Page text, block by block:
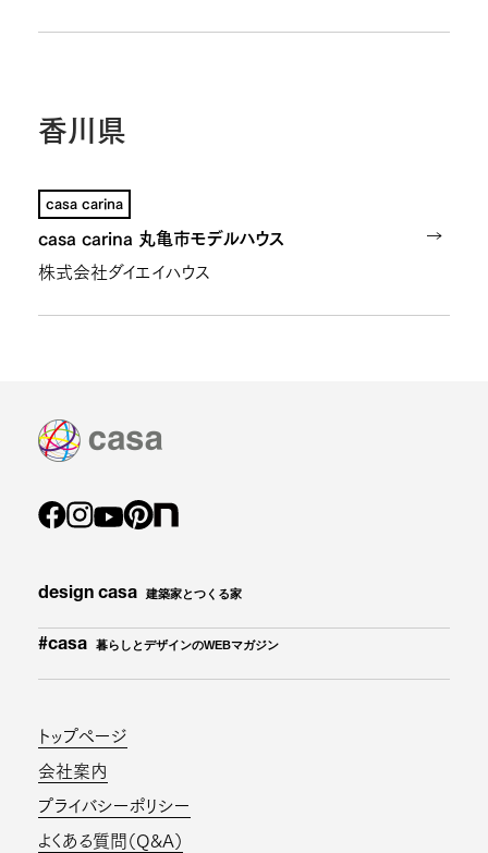
香川県
casa carina
casa carina 丸亀市モデルハウス
株式会社ダイエイハウス
design casa 建築家とつくる家
#casa 暮らしとデザインのWEBマガジン
トップページ
会社案内
プライバシーポリシー
よくある質問（Q&A）